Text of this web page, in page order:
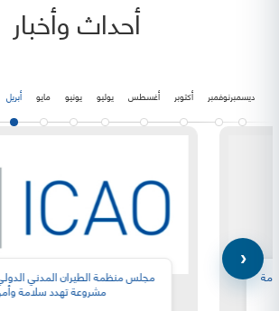
أحداث وأخبار
أبريل مايو يونيو يوليو أغسطس أكتوبر نوفمبرديسمبر
مجلس منظمة الطيران المدني الدولي يقرّ بأن الهجمات
مشروعة تهدد سلامة وأمن الطيران